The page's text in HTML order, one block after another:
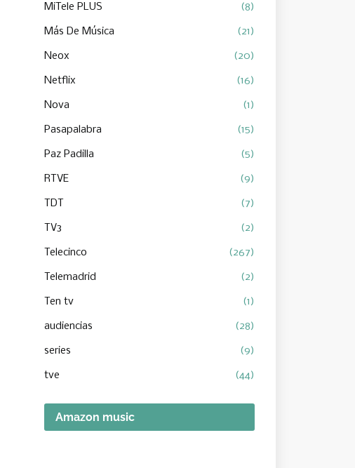
MiTele PLUS (8)
Más De Música (21)
Neox (20)
Netflix (16)
Nova (1)
Pasapalabra (15)
Paz Padilla (5)
RTVE (9)
TDT (7)
TV3 (2)
Telecinco (267)
Telemadrid (2)
Ten tv (1)
audiencias (28)
series (9)
tve (44)
Amazon music